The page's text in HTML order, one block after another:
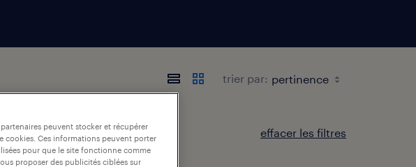
trier par:
d'expérience effacer les filtres
peuvent stocker et récupérer
cookies. Ces informations peuvent porter
pour que le site fonctionne comme
proposer des publicités ciblées sur